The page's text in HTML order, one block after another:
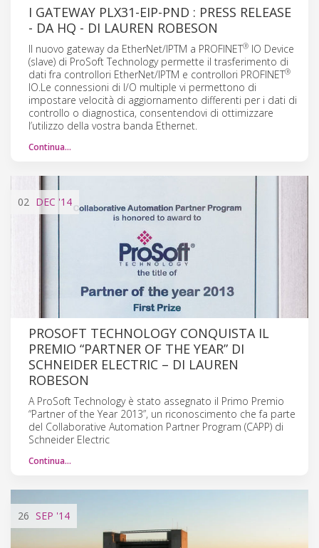
I GATEWAY PLX31-EIP-PND : PRESS RELEASE
- DA HQ - DI LAUREN ROBESON
Il nuovo gateway da EtherNet/IPTM a PROFINET® IO Device
(slave) di ProSoft Technology permette il trasferimento di
dati fra controllori EtherNet/IPTM e controllori PROFINET®
IO.Le connessioni di I/O multiple vi permettono di
impostare velocità di aggiornamento differenti per i dati di
controllo o diagnostica, consentendovi di ottimizzare
l’utilizzo della vostra banda Ethernet.
Continua…
02 DEC '14
PROSOFT TECHNOLOGY CONQUISTA IL
PREMIO “PARTNER OF THE YEAR” DI
SCHNEIDER ELECTRIC – DI LAUREN
ROBESON
A ProSoft Technology è stato assegnato il Primo Premio
“Partner of the Year 2013”, un riconoscimento che fa parte
del Collaborative Automation Partner Program (CAPP) di
Schneider Electric
Continua…
26 SEP '14